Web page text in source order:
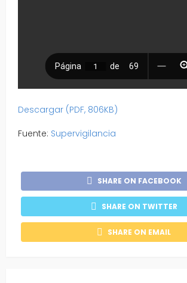
Descargar (PDF, 806KB)
Fuente: Supervigilancia
SHARE ON FACEBOOK
SHARE ON TWITTER
SHARE ON EMAIL